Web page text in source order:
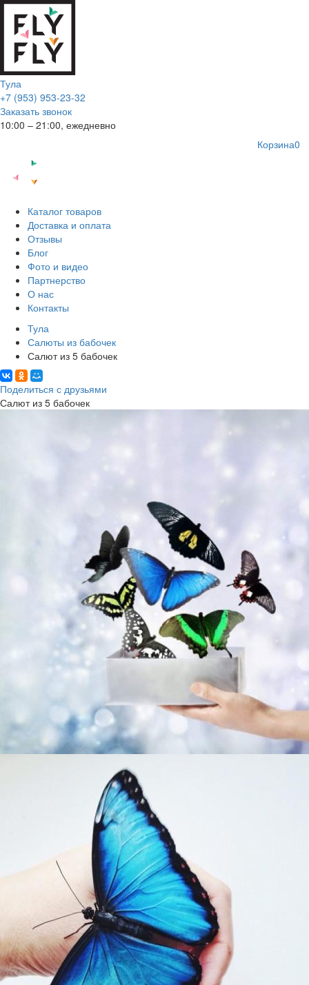
Тула
+7 (953) 953-23-32
Заказать звонок
10:00 – 21:00, ежедневно
Корзина0
Каталог товаров
Доставка и оплата
Отзывы
Блог
Фото и видео
Партнерство
О нас
Контакты
Тула
Салюты из бабочек
Салют из 5 бабочек
Поделиться с друзьями
Салют из 5 бабочек